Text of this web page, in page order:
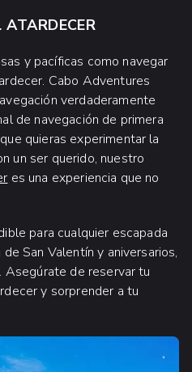
ATARDECER
y pacíficas como navegar
Cabo Adventures
verdaderamente
de navegación de primera
quieras experimentar la
un ser querido, nuestro
es una experiencia que no
para cualquier escapada
San Valentín y aniversarios,
Asegúrate de reservar tu
y sorprender a tu